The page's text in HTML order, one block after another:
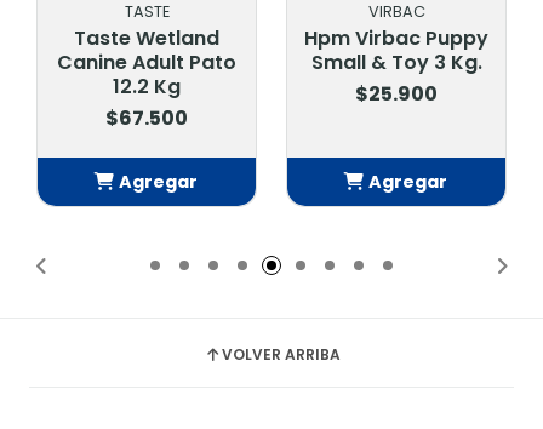
TASTE
Taste Wetland
Canine Adult Pato
12.2 Kg
$67.500
Agregar
VIRBAC
Hpm Virbac Puppy
Small & Toy 3 Kg.
$25.900
Agregar
VOLVER ARRIBA